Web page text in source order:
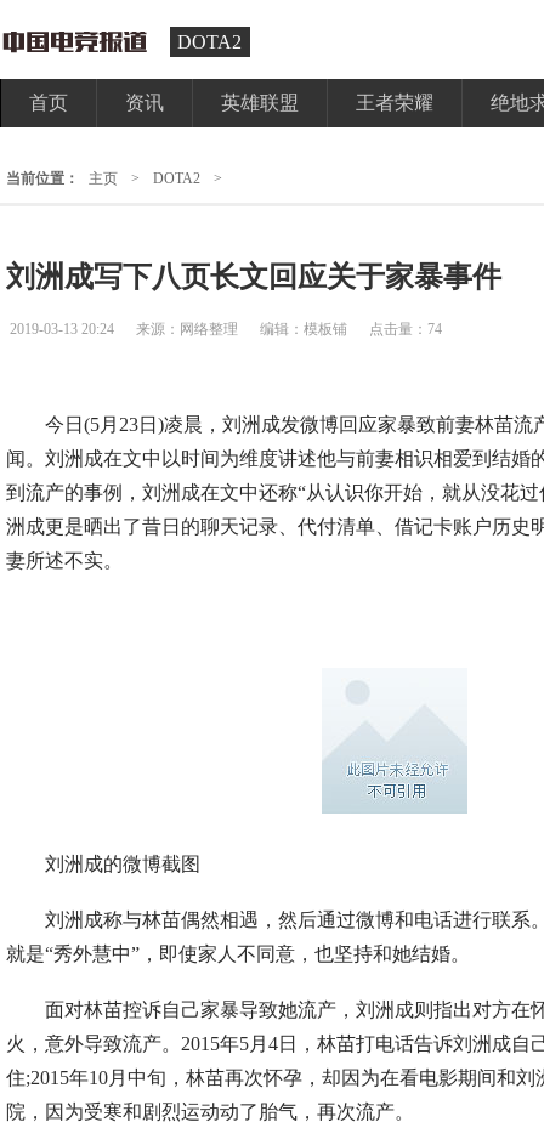
DOTA2
首页 资讯 英雄联盟 王者荣耀 绝地
当前位置： 主页 > DOTA2 >
刘洲成写下八页长文回应关于家暴事件
2019-03-13 20:24 来源：网络整理 编辑：模板铺 点击量：74
今日(5月23日)凌晨，刘洲成发微博回应家暴致前妻林苗流
闻。刘洲成在文中以时间为维度讲述他与前妻相识相爱到结婚
到流产的事例，刘洲成在文中还称“从认识你开始，就从没花
洲成更是晒出了昔日的聊天记录、代付清单、借记卡账户历史
妻所述不实。
刘洲成的微博截图
刘洲成称与林苗偶然相遇，然后通过微博和电话进行联系
就是“秀外慧中”，即使家人不同意，也坚持和她结婚。
面对林苗控诉自己家暴导致她流产，刘洲成则指出对方在
火，意外导致流产。2015年5月4日，林苗打电话告诉刘洲成自
住;2015年10月中旬，林苗再次怀孕，却因为在看电影期间和
院，因为受寒和剧烈运动动了胎气，再次流产。